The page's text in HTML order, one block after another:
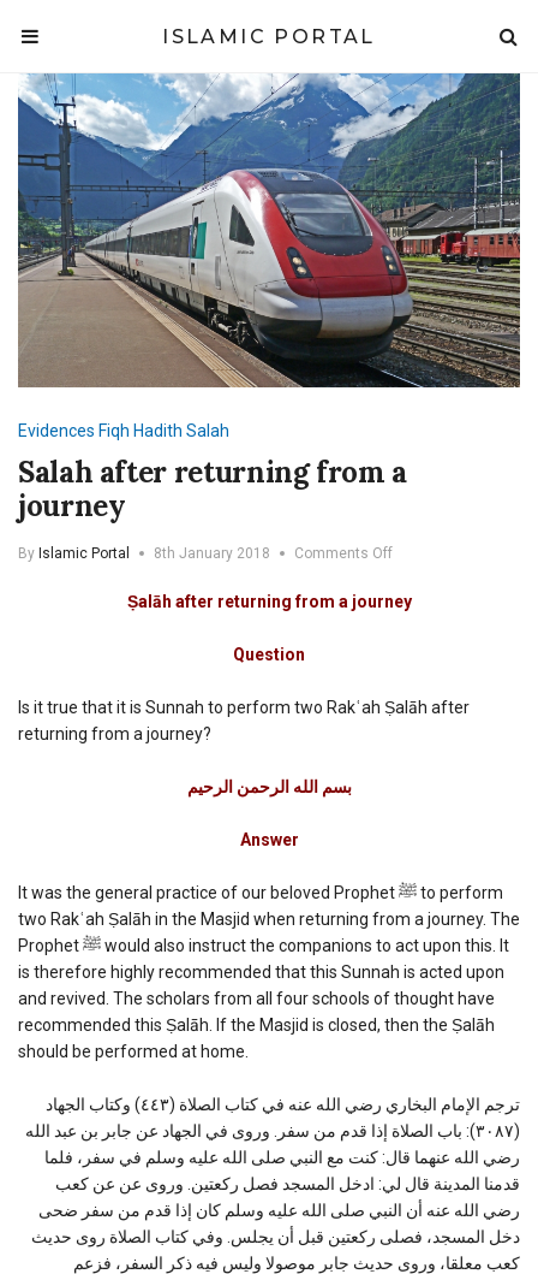
ISLAMIC PORTAL
Evidences Fiqh Hadith Salah
Salah after returning from a
journey
By Islamic Portal 8th January 2018 Comments Offon
after
returning
Ṣalāh after returning from a journey
Question
Is it true that it is Sunnah to perform two Rakʿah Ṣalāh after
returning from a journey?
بسم الله الرحمن الرحیم
Answer
It was the general practice of our beloved Prophet ﷺ to perform
two Rakʿah Ṣalāh in the Masjid when returning from a journey. The
Prophet ﷺ would also instruct the companions to act upon this. It
is therefore highly recommended that this Sunnah is acted upon
and revived. The scholars from all four schools of thought have
recommended this Ṣalāh. If the Masjid is closed, then the Ṣalāh
should be performed at home.
ترجم الإمام البخاري رضي الله عنه في كتاب الصلاة (٤٤٣) وكتاب الجهاد
(٣٠٨٧): باب الصلاة إذا قدم من سفر. وروى في الجهاد عن جابر بن عبد الله
رضي الله عنهما قال: كنت مع النبي صلى الله عليه وسلم في سفر، فلما
قدمنا المدينة قال لي: ادخل المسجد فصل ركعتين. وروى عن عن كعب
رضي الله عنه أن النبي صلى الله عليه وسلم كان إذا قدم من سفر ضحى
دخل المسجد، فصلى ركعتين قبل أن يجلس. وفي كتاب الصلاة روى حديث
كعب معلقا، وروى حديث جابر موصولا وليس فيه ذكر السفر، فزعم